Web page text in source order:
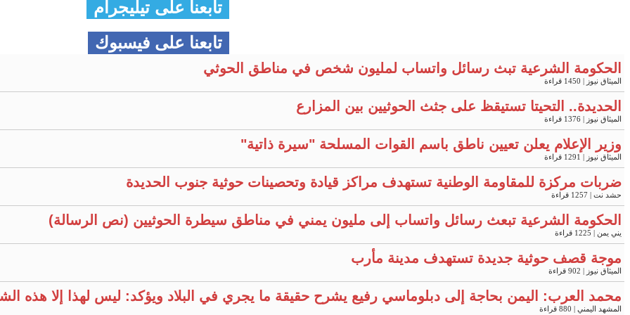
تابعنا على تيليجرام
تابعنا على فيسبوك
الحكومة الشرعية تبث رسائل واتساب لمليون شخص في مناطق الحوثي
الميثاق نيوز | 1450 قراءة
الحديدة.. التحيتا تستيقظ على جثث الحوثيين بين المزارع
الميثاق نيوز | 1376 قراءة
وزير الإعلام يعلن تعيين ناطق باسم القوات المسلحة "سيرة ذاتية"
الميثاق نيوز | 1291 قراءة
ضربات مركزة للمقاومة الوطنية تستهدف مراكز قيادة وتحصينات حوثية جنوب الحديدة
حشد نت | 1257 قراءة
الحكومة الشرعية تبعث رسائل واتساب إلى مليون يمني في مناطق سيطرة الحوثيين (نص الرسالة)
يني يمن | 1225 قراءة
موجة قصف حوثية جديدة تستهدف مدينة مأرب
الميثاق نيوز | 902 قراءة
محمد العرب: اليمن بحاجة إلى دبلوماسي رفيع يشرح حقيقة ما يجري في البلاد ويؤكد: ليس لهذا إلا هذه
المشهد اليمني | 880 قراءة